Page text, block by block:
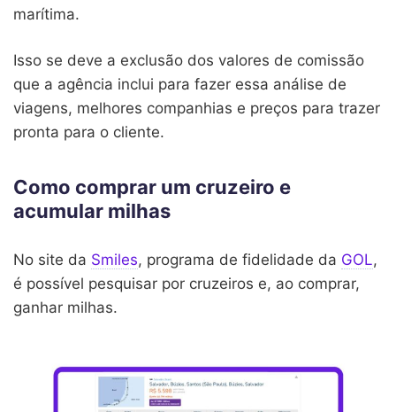
marítima.
Isso se deve a exclusão dos valores de comissão
que a agência inclui para fazer essa análise de
viagens, melhores companhias e preços para trazer
pronta para o cliente.
Como comprar um cruzeiro e
acumular milhas
No site da Smiles, programa de fidelidade da GOL,
é possível pesquisar por cruzeiros e, ao comprar,
ganhar milhas.